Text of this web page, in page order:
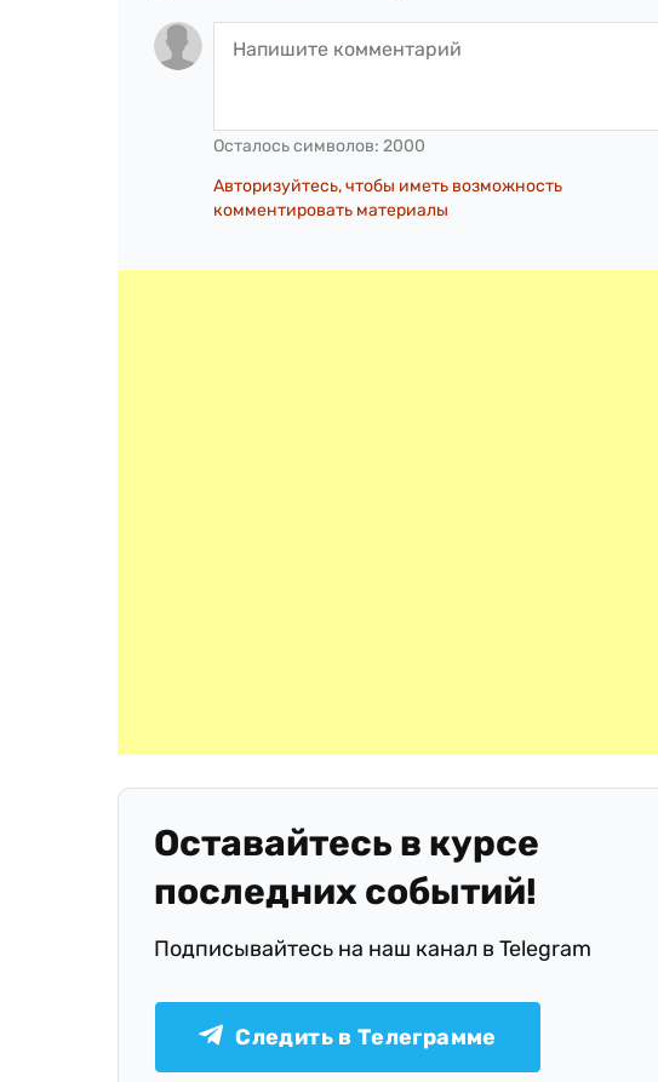
Осталось символов: 2000
Авторизуйтесь, чтобы иметь возможность
комментировать материалы
Оставайтесь в курсе
последних событий!
Подписывайтесь на наш канал в Telegram
Следить в Телеграмме